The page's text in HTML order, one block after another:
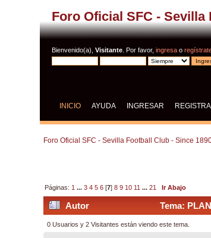
Foro Oficial SFC - Sevilla
Bienvenido(a),Visitante . Por favor,ingresa o
INICIO AYUDA INGRESAR
Foro Oficial SFC - Sevilla Football Club - Since
Páginas: 1 ...3 4 5 6 [7]8 9 10 11 ...21 Ir Abajo
Autor Tema:
0 Usuarios y 2 Visitantes están viendo este tema.